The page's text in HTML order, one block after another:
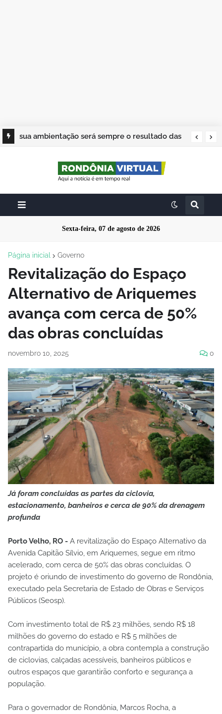
sua ambientação será sempre o resultado das
Sexta-feira, 07 de agosto de 2026
Página inicial Governo
Revitalização do Espaço
Alternativo de Ariquemes
avança com cerca de 50%
das obras concluídas
novembro 10, 2025 0
Já foram concluídas as partes da ciclovia,
estacionamento, banheiros e cerca de 90% da drenagem
profunda
Porto Velho, RO - A revitalização do Espaço Alternativo da
Avenida Capitão Sílvio, em Ariquemes, segue em ritmo
acelerado, com cerca de 50% das obras concluídas. O
projeto é oriundo de investimento do governo de Rondônia,
executado pela Secretaria de Estado de Obras e Serviços
Públicos (Seosp).
Com investimento total de R$ 23 milhões, sendo R$ 18
milhões do governo do estado e R$ 5 milhões de
contrapartida do município, a obra contempla a construção
de ciclovias, calçadas acessíveis, banheiros públicos e
outros espaços que garantirão conforto e segurança a
população.
Para o governador de Rondônia, Marcos Rocha, a